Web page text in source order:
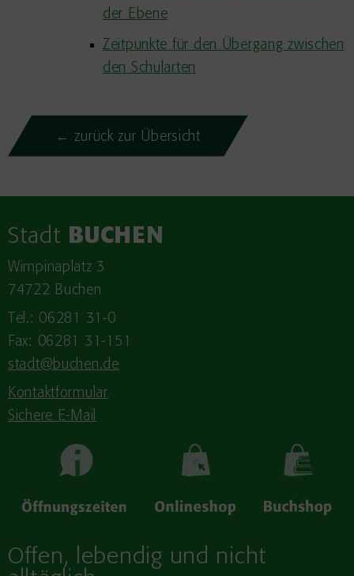
der Ebene
Zeitpunkte für den Übergang zwischen
den Schularten
← zurück zur Übersicht
Stadt BUCHEN
Wimpinaplatz 3
74722 Buchen
Tel.: 06281 31-0
Fax: 06281 31-151
stadt@buchen.de
Kontaktformular
Sichere E-Mail
Offen, lebendig und nicht